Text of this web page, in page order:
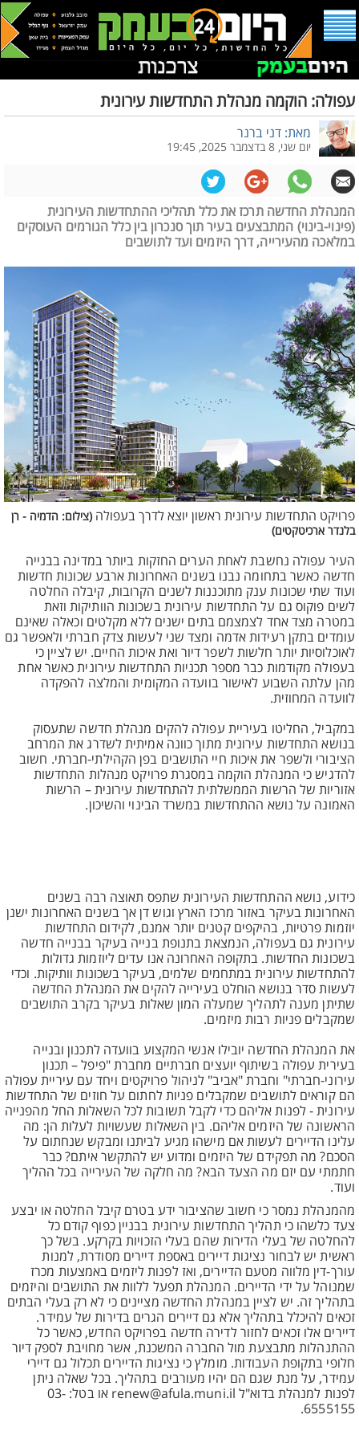
עפולה: הוקמה מנהלת התחדשות עירונית
מאת: דני ברנר
יום שני, 8 בדצמבר 2025, 19:45
המנהלת החדשה תרכז את כלל תהליכי ההתחדשות העירונית
(פינוי-בינוי) המתבצעים בעיר תוך סנכרון בין כלל הגורמים העוסקים
במלאכה מהעירייה, דרך היזמים ועד לתושבים
פרויקט התחדשות עירונית ראשון יוצא לדרך בעפולה (צילום: הדמיה - רן
בלנדר ארכיטקטים)
העיר עפולה נחשבת לאחת הערים החזקות ביותר במדינה בבנייה
חדשה כאשר בתחומה נבנו בשנים האחרונות ארבע שכונות חדשות
ועוד שתי שכונות ענק מתוכננות לשנים הקרובות, קיבלה החלטה
לשים פוקוס גם על התחדשות עירונית בשכונות הוותיקות וזאת
במטרה מצד אחד לצמצמם בתים ישנים ללא מקלטים וכאלה שאינם
עומדים בתקן רעידות אדמה ומצד שני לעשות צדק חברתי ולאפשר גם
לאוכלוסיות יותר חלשות לשפר דיור ואת איכות החיים. יש לציין כי
בעפולה מקודמות כבר מספר תכניות התחדשות עירונית כאשר אחת
מהן עלתה השבוע לאישור בוועדה המקומית והמלצה להפקדה
לוועדה המחוזית.
במקביל, החליטו בעיריית עפולה להקים מנהלת חדשה שתעסוק
בנושא התחדשות עירונית מתוך כוונה אמיתית לשדרג את המרחב
הציבורי ולשפר את איכות חיי התושבים בפן הקהילתי-חברתי. חשוב
להדגיש כי המנהלת הוקמה במסגרת פרויקט מנהלות התחדשות
אזוריות של הרשות הממשלתית להתחדשות עירונית – הרשות
האמונה על נושא ההתחדשות במשרד הבינוי והשיכון.
כידוע, נושא ההתחדשות העירונית שתפס תאוצה רבה בשנים
האחרונות בעיקר באזור מרכז הארץ וגוש דן אך בשנים האחרונות ישנן
יוזמות פרטיות, בהיקפים קטנים יותר אמנם, לקידום התחדשות
עירונית גם בעפולה, הנמצאת בתנופת בנייה בעיקר בבנייה חדשה
בשכונות החדשות. בתקופה האחרונה אנו עדים ליוזמות גדולות
להתחדשות עירונית במתחמים שלמים, בעיקר בשכונות וותיקות. וכדי
לעשות סדר בנושא הוחלט בעירייה להקים את המנהלת החדשה
שתיתן מענה לתהליך שמעלה המון שאלות בעיקר בקרב התושבים
שמקבלים פניות רבות מיזמים.
את המנהלת החדשה יובילו אנשי המקצוע בוועדה לתכנון ובנייה
בעירית עפולה בשיתוף יועצים חברתיים מחברת "פיפל – תכנון
עירוני-חברתי" וחברת "אביב" לניהול פרויקטים ויחד עם עיריית עפולה
הם קוראים לתושבים שמקבלים פניות לחתום על חוזים של התחדשות
עירונית - לפנות אליהם כדי לקבל תשובות לכל השאלות החל מהפנייה
הראשונה של היזמים אליהם. בין השאלות שעשויות לעלות הן: מה
עלינו הדיירים לעשות אם מישהו מגיע לביתנו ומבקש שנחתום על
הסכם? מה תפקידם של היזמים ומדוע יש להתקשר איתם? כבר
חתמתי עם יזם מה הצעד הבא? מה חלקה של העירייה בכל ההליך
ועוד.
מהמנהלת נמסר כי חשוב שהציבור ידע בטרם קיבל החלטה או יבצע
צעד כלשהו כי תהליך התחדשות עירונית בבניין כפוף קודם כל
להחלטה של בעלי הדירות שהם בעלי הזכויות בקרקע. בשל כך
ראשית יש לבחור נציגות דיירים באספת דיירים מסודרת, למנות
עורך-דין מלווה מטעם הדיירים, ואז לפנות ליזמים באמצעות מכרז
שמנוהל על ידי הדיירים. המנהלת תפעל ללוות את התושבים והיזמים
בתהליך זה. יש לציין במנהלת החדשה מציינים כי לא רק בעלי הבתים
זכאים להיכלל בתהליך אלא גם דיירים הגרים בדירות של עמידר.
דיירים אלו זכאים לחזור לדירה חדשה בפרויקט החדש, כאשר כל
ההתנהלות מתבצעת מול החברה המשכנת, אשר מחויבת לספק דיור
חלופי בתקופת העבודות. מומלץ כי נציגות הדיירים תכלול גם דיירי
עמידר, על מנת שגם הם יהיו מעורבים בתהליך. בכל שאלה ניתן
לפנות למנהלת בדוא"ל renew@afula.muni.il או בטל: 03-
6555155.